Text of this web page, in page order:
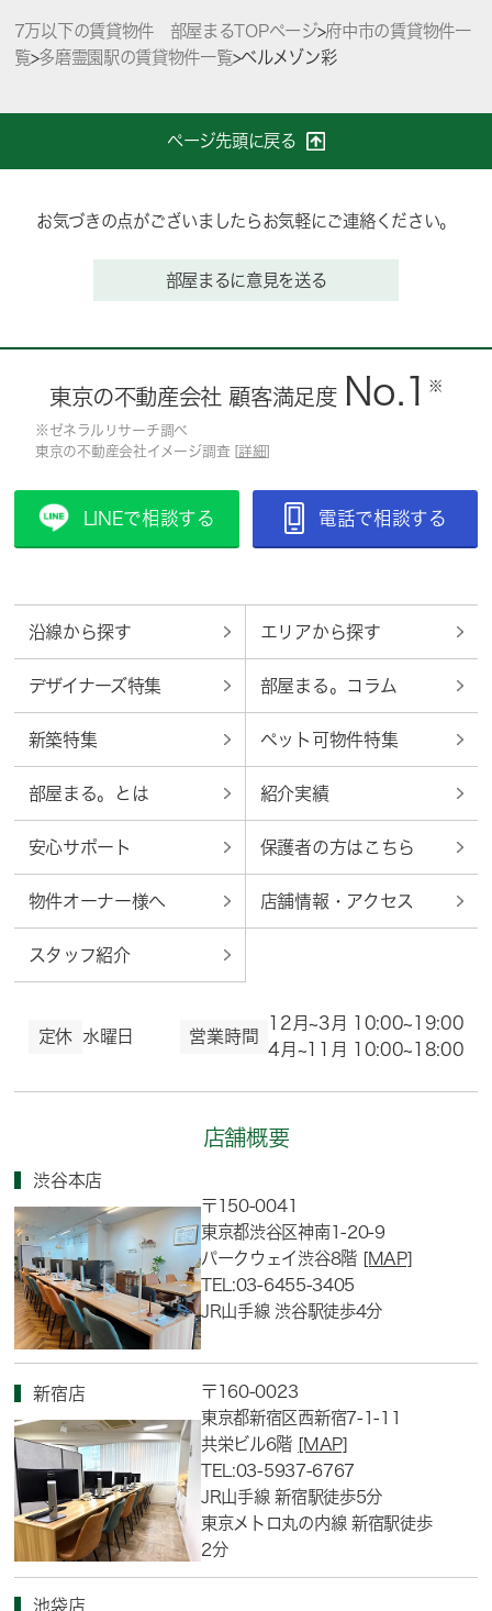
7万以下の賃貸物件 部屋まるTOPページ>府中市の賃貸物件一
覧>多磨霊園駅の賃貸物件一覧>ベルメゾン彩
ページ先頭に戻る
お気づきの点がございましたらお気軽にご連絡ください。
部屋まるに意見を送る
東京の不動産会社 顧客満足度 No.1 ※
※ゼネラルリサーチ調べ
東京の不動産会社イメージ調査 [詳細]
LINEで相談する 電話で相談する
沿線から探す エリアから探す
デザイナーズ特集 部屋まる。コラム
新築特集 ペット可物件特集
部屋まる。とは 紹介実績
安心サポート 保護者の方はこちら
物件オーナー様へ 店舗情報・アクセス
スタッフ紹介
定休 水曜日 営業時間
12月~3月 10:00~19:00
4月~11月 10:00~18:00
店舗概要
渋谷本店
〒150-0041
東京都渋谷区神南1-20-9
パークウェイ渋谷8階 [MAP]
TEL:03-6455-3405
JR山手線 渋谷駅徒歩4分
新宿店
〒160-0023
東京都新宿区西新宿7-1-11
共栄ビル6階 [MAP]
TEL:03-5937-6767
JR山手線 新宿駅徒歩5分
東京メトロ丸の内線 新宿駅徒歩
2分
池袋店